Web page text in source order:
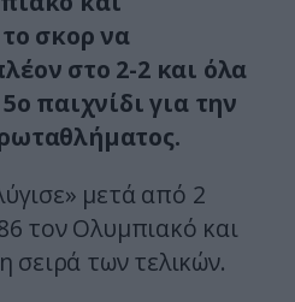
σκορ να
στο 2-2 και όλα
παιχνίδι για την
μετά από 2
τον Ολυμπιακό και
σειρά των τελικών.